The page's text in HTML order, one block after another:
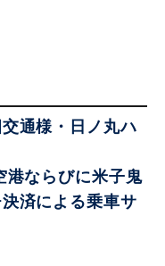
通様・日ノ丸ハ
ならびに米子鬼
済による乗車サ